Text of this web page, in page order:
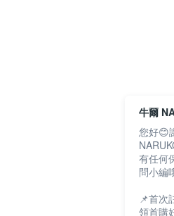
牛爾
您好😊
有任何
問小編
📌首次
領首購